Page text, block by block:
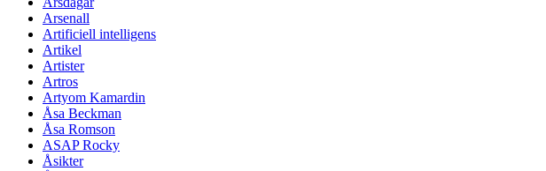
Arsenall
Artificiell intelligens
Artikel
Artister
Artros
Artyom Kamardin
Åsa Beckman
Åsa Romson
ASAP Rocky
Åsikter